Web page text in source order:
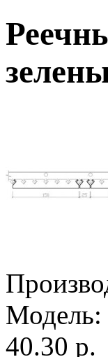
Модель:
40.30 р.